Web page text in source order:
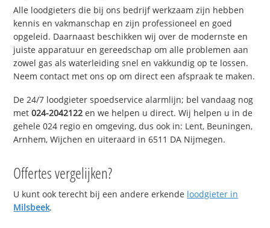
Alle loodgieters die bij ons bedrijf werkzaam zijn hebben
kennis en vakmanschap en zijn professioneel en goed
opgeleid. Daarnaast beschikken wij over de modernste en
juiste apparatuur en gereedschap om alle problemen aan
zowel gas als waterleiding snel en vakkundig op te lossen.
Neem contact met ons op om direct een afspraak te maken.
De 24/7 loodgieter spoedservice alarmlijn; bel vandaag nog
met024-2042122 en we helpen u direct. Wij helpen u in de
gehele 024 regio en omgeving, dus ook in: Lent, Beuningen,
Arnhem, Wijchen en uiteraard in 6511 DA Nijmegen.
Offertes vergelijken?
U kunt ook terecht bij een andere erkende loodgieter in
Milsbeek.